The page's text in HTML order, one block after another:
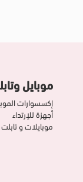
موبايل
إكسسوارات
أجهزة للإرتداء
موبايلات و تابلت